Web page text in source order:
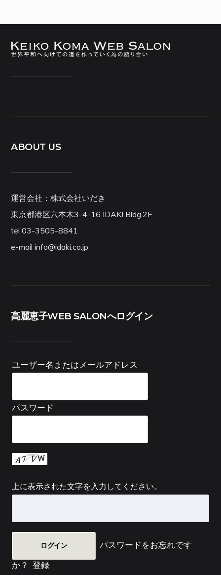
ABOUT US
運営会社：株式会社いだき
東京都港区六本木3-4-16 IDAKI Bldg.2F
tel 03-3505-8841
e-mail info@idaki.co.jp
高麗恵子WEB SALONへログイン
ユーザー名またはメールアドレス
パスワード
上に表示された文字を入力してください。
パスワードをお忘れです
か？ 登録